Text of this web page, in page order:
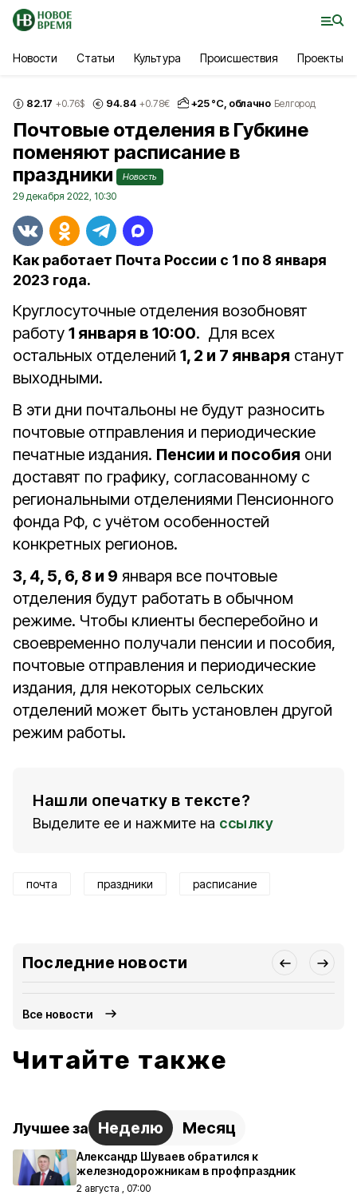
Новости Статьи Культура Происшествия Проекты
82.17 +0.76$ 94.84 +0.78€ +25°С, облачно Белгород
Почтовые отделения в Губкине
поменяют расписание в
праздники
Новость
29 декабря 2022, 10:30
Как работает Почта России с 1 по 8 января
2023 года.
Круглосуточные отделения возобновят
работу 1 января в 10:00. Для всех
остальных отделений 1, 2 и 7 января станут
выходными.
В эти дни почтальоны не будут разносить
почтовые отправления и периодические
печатные издания. Пенсии и пособия они
доставят по графику, согласованному с
региональными отделениями Пенсионного
фонда РФ, с учётом особенностей
конкретных регионов.
3, 4, 5, 6, 8 и 9 января все почтовые
отделения будут работать в обычном
режиме. Чтобы клиенты бесперебойно и
своевременно получали пенсии и пособия,
почтовые отправления и периодические
издания, для некоторых сельских
отделений может быть установлен другой
режим работы.
Нашли опечатку в тексте?
Выделите ее и нажмите на ссылку
почта праздники расписание
Последние новости
Все новости
Читайте также
Лучшее за Неделю Месяц
Александр Шуваев обратился к
железнодорожникам в профпраздник
2 августа , 07:00